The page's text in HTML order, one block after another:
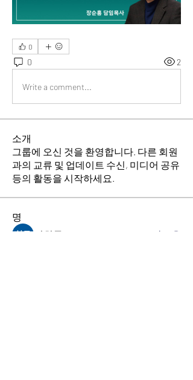
0
0 2
Write a comment...
소개
그룹에 오신 것을 환영합니다. 다른 회원
과의 교류 및 업데이트 수신, 미디어 공유
등의 활동을 시작하세요.
명
김희두
팔로우